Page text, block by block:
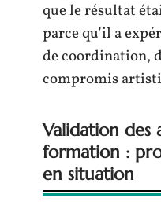
que le résultat
parce qu’il a
de coordination,
compromis
Validation des
formation :
en situation